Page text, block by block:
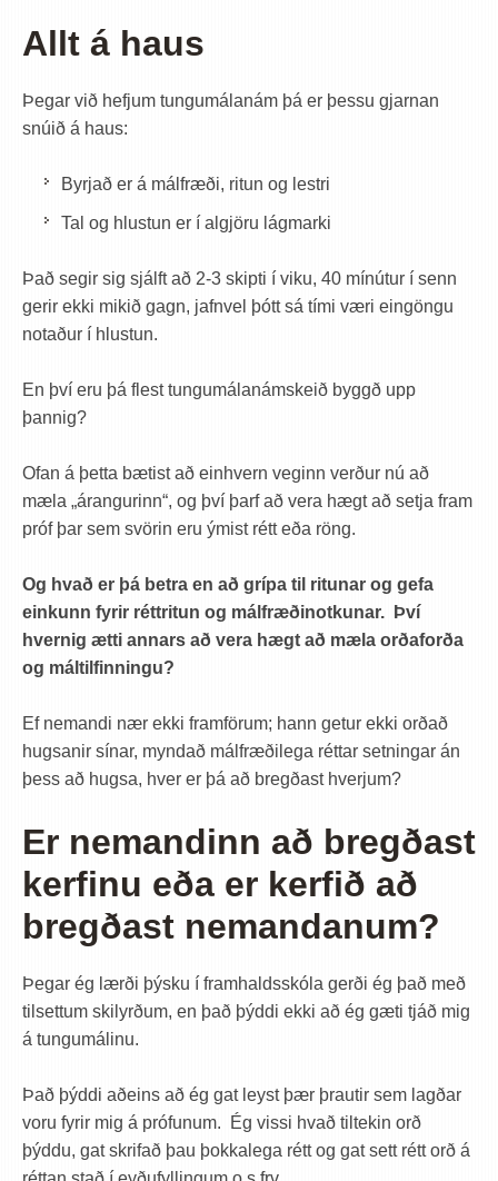
Allt á haus
Þegar við hefjum tungumálanám þá er þessu gjarnan
snúið á haus:
Byrjað er á málfræði, ritun og lestri
Tal og hlustun er í algjöru lágmarki
Það segir sig sjálft að 2-3 skipti í viku, 40 mínútur í senn
gerir ekki mikið gagn, jafnvel þótt sá tími væri eingöngu
notaður í hlustun.
En því eru þá flest tungumálanámskeið byggð upp
þannig?
Ofan á þetta bætist að einhvern veginn verður nú að
mæla „árangurinn“, og því þarf að vera hægt að setja fram
próf þar sem svörin eru ýmist rétt eða röng.
Og hvað er þá betra en að grípa til ritunar og gefa
einkunn fyrir réttritun og málfræðinotkunar. Því
hvernig ætti annars að vera hægt að mæla orðaforða
og máltilfinningu?
Ef nemandi nær ekki framförum; hann getur ekki orðað
hugsanir sínar, myndað málfræðilega réttar setningar án
þess að hugsa, hver er þá að bregðast hverjum?
Er nemandinn að bregðast
kerfinu eða er kerfið að
bregðast nemandanum?
Þegar ég lærði þýsku í framhaldsskóla gerði ég það með
tilsettum skilyrðum, en það þýddi ekki að ég gæti tjáð mig
á tungumálinu.
Það þýddi aðeins að ég gat leyst þær þrautir sem lagðar
voru fyrir mig á prófunum. Ég vissi hvað tiltekin orð
þýddu, gat skrifað þau þokkalega rétt og gat sett rétt orð á